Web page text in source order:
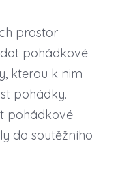
prostor
pohádkové
kterou k nim
pohádky.
pohádkové
do soutěžního